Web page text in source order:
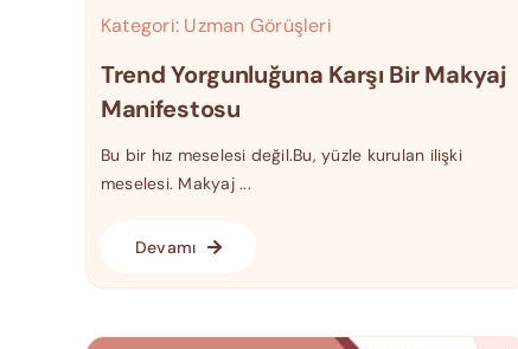
Kategori: Uzman Görüşleri
Trend Yorgunluğuna Karşı Bir Makyaj
Manifestosu
Bu bir hız meselesi değil.Bu, yüzle kurulan ilişki
meselesi. Makyaj ...
Devamı